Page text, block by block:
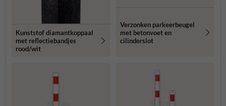
Kunststof diamantkoppaal
met reflectiebandjes
rood/wit
Verzonken parkeerbeugel
met betonvoet en
cilinderslot